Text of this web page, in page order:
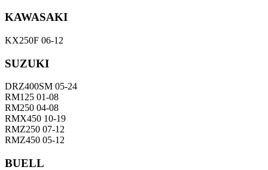
KAWASAKI
KX250F 06-12
SUZUKI
DRZ400SM 05-24
RM125 01-08
RM250 04-08
RMX450 10-19
RMZ250 07-12
RMZ450 05-12
BUELL